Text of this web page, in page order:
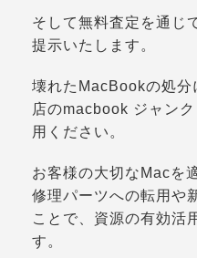
そして無料査定を通じ
提示いたします。
壊れたMacBookの処分
店のmacbook ジャン
用ください。
お客様の大切なMacを
修理パーツへの転用や
ことで、資源の有効活
す。